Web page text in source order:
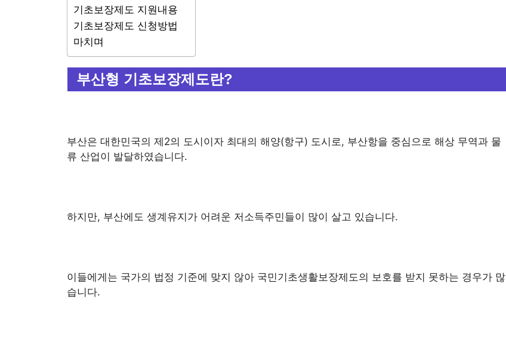
기초보장제도 지원내용
기초보장제도 신청방법
마치며
부산형 기초보장제도란?
부산은 대한민국의 제2의 도시이자 최대의 해양(항구) 도시로, 부산항을 중심으로 해상 무역과 물
류 산업이 발달하였습니다.
하지만, 부산에도 생계유지가 어려운 저소득주민들이 많이 살고 있습니다.
이들에게는 국가의 법정 기준에 맞지 않아 국민기초생활보장제도의 보호를 받지 못하는 경우가 많
습니다.